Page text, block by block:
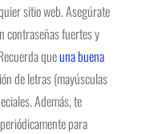
sitio web. Asegúrate
contraseñas fuertes y
queuna buena
de letras (mayúsculas
Además, te
para